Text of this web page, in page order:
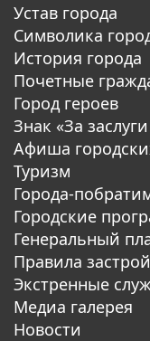
Устав города
Символика
История города
Почетные
Город героев
Знак «За
Афиша
Туризм
Города-
Городские
Генеральный
Правила
Экстренные
Медиа галерея
Новости